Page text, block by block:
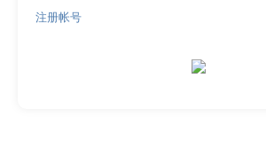
注册帐号